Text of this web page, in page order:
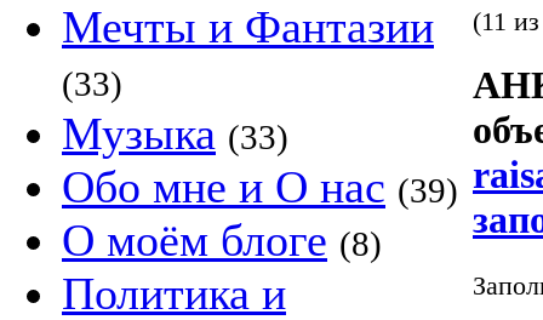
Мечты и Фантазии
(33)
Музыка (33)
Обо мне и О нас (39)
О моём блоге (8)
Политика и
(11